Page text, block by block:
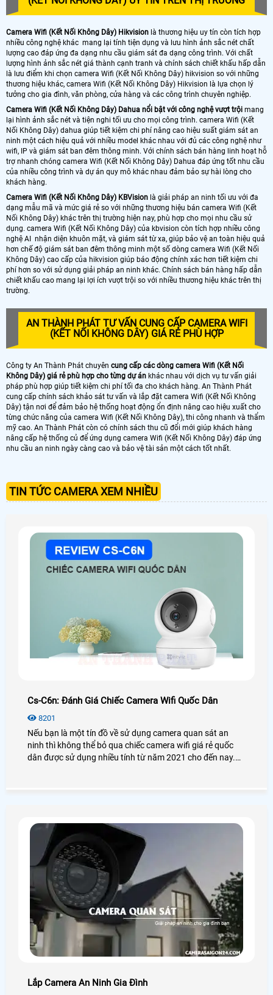
Camera Wifi (Kết Nối Không Dây) Hikvision là thương hiệu uy tín còn tích hợp
nhiều công nghệ khác mang lại tính tiện dụng và lưu hình ảnh sắc nét chất
lượng cao đáp ứng đa dạng nhu cầu giám sát đa dạng công trình. Với chất
lượng hình ảnh sắc nét giá thành cạnh tranh và chính sách chiết khấu hấp dẫn
là lưu điểm khi chọn camera Wifi (Kết Nối Không Dây) hikvision so với những
thương hiệu khác, camera Wifi (Kết Nối Không Dây) Hikvision là lựa chọn lý
tưởng cho gia đình, văn phòng, cửa hàng và các công trình chuyên nghiệp.
Camera Wifi (Kết Nối Không Dây) Dahua nổi bật với công nghệ vượt trội mang
lại hình ảnh sắc nét và tiện nghi tối ưu cho mọi công trình. camera Wifi (Kết
Nối Không Dây) dahua giúp tiết kiệm chi phí nâng cao hiệu suất giám sát an
ninh một cách hiệu quả với nhiều model khác nhau với đủ các công nghệ như
wifi, IP và giám sát ban đêm thông minh. Với chính sách bán hàng linh hoạt hỗ
trợ nhanh chóng camera Wifi (Kết Nối Không Dây) Dahua đáp ứng tốt nhu cầu
của nhiều công trình và dự án quy mô khác nhau đảm bảo sự hài lòng cho
khách hàng.
Camera Wifi (Kết Nối Không Dây) KBVision là giải pháp an ninh tối ưu với đa
dạng mẫu mã và mức giá rẻ so với những thương hiệu bán camera Wifi (Kết
Nối Không Dây) khác trên thị trường hiện nay, phù hợp cho mọi nhu cầu sử
dụng. camera Wifi (Kết Nối Không Dây) của kbvision còn tích hợp nhiều công
nghệ AI nhận diện khuôn mặt, và giám sát từ xa, giúp bảo vệ an toàn hiệu quả
hơn chế độ giám sát ban đêm thông minh một số dòng camera Wifi (Kết Nối
Không Dây) cao cấp của hikvision giúp báo động chính xác hơn tiết kiệm chi
phí hơn so với sử dụng giải pháp an ninh khác. Chính sách bán hàng hấp dẫn
chiết khấu cao mang lại lợi ích vượt trội so với nhiều thương hiệu khác trên thị
trường.
AN THÀNH PHÁT TƯ VẤN CUNG CẤP CAMERA WIFI
(KẾT NỐI KHÔNG DÂY) GIÁ RẺ PHÙ HỢP
Công ty An Thành Phát chuyên cung cấp các dòng camera Wifi (Kết Nối
Không Dây) giá rẻ phù hợp cho từng dự án khác nhau với dịch vụ tư vấn giải
pháp phù hợp giúp tiết kiệm chi phí tối đa cho khách hàng. An Thành Phát
cung cấp chính sách khảo sát tư vấn và lắp đặt camera Wifi (Kết Nối Không
Dây) tận nơi để đảm bảo hệ thống hoạt động ổn định nâng cao hiệu xuất cho
từng chức năng của camera Wifi (Kết Nối Không Dây), thi công nhanh và thẩm
mỹ cao. An Thành Phát còn có chính sách thu cũ đổi mới giúp khách hàng
nâng cấp hệ thống củ để ứng dụng camera Wifi (Kết Nối Không Dây) đáp ứng
nhu cầu an ninh ngày càng cao và bảo vệ tài sản một cách tốt nhất.
TIN TỨC CAMERA XEM NHIỀU
Cs-C6n: Đánh Giá Chiếc Camera Wifi Quốc Dân
8201
Nếu bạn là một tín đồ về sử dụng camera quan sát an
ninh thì không thể bỏ qua chiếc camera wifi giá rẻ quốc
dân được sử dụng nhiều tính từ năm 2021 cho đến nay.
Lắp Camera An Ninh Gia Đình